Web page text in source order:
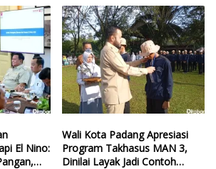
El Nino:
Wali Kota Padang Apresiasi
Program Takhasus MAN 3,
Dinilai Layak Jadi Contoh